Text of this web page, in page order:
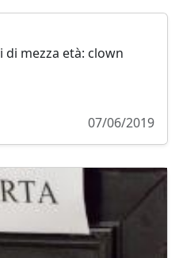
mezza età: clown
07/06/2019